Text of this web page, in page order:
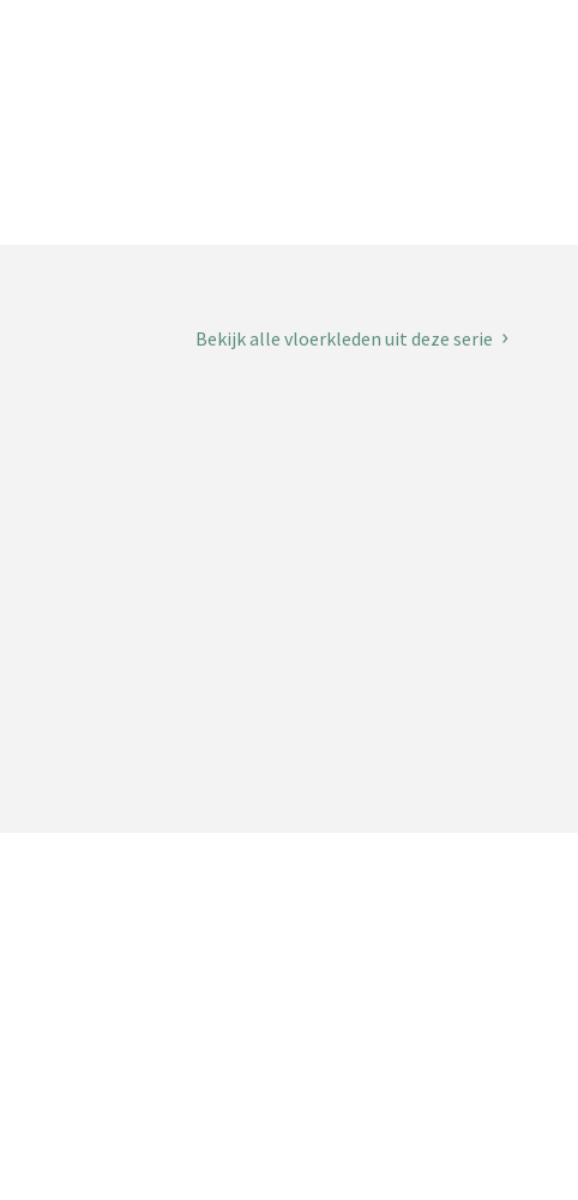
Bekijk alle vloerkleden uit deze serie